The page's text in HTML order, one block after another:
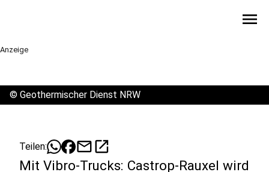
menu
Anzeige
© Geothermischer Dienst NRW
Teilen: mailopen_in_new
Mit Vibro-Trucks: Castrop-Rauxel wird